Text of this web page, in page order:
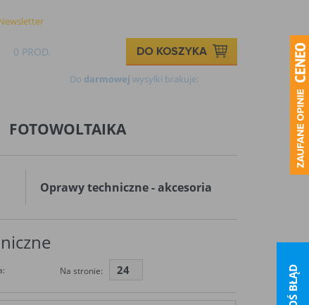
0 PROD.
Do darmowej wysyłki brakuje:
FOTOWOLTAIKA
Oprawy techniczne - akcesoria
Na stronie: 24